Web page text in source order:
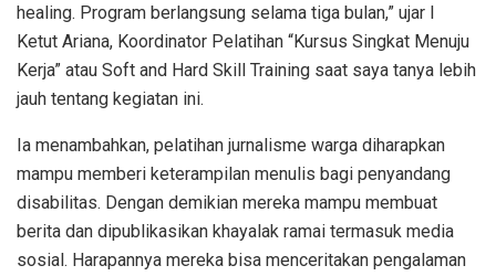
healing. Program berlangsung selama tiga bulan,” ujar I
Ketut Ariana, Koordinator Pelatihan “Kursus Singkat Menuju
Kerja” atau Soft and Hard Skill Training saat saya tanya lebih
jauh tentang kegiatan ini.
Ia menambahkan, pelatihan jurnalisme warga diharapkan
mampu memberi keterampilan menulis bagi penyandang
disabilitas. Dengan demikian mereka mampu membuat
berita dan dipublikasikan khayalak ramai termasuk media
sosial. Harapannya mereka bisa menceritakan pengalaman